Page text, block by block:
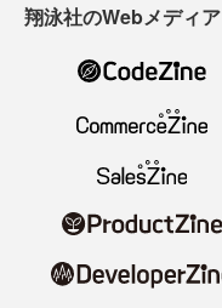
翔泳社のWebメディア